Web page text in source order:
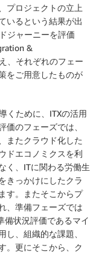
プロジェクトの立上
いるという結果が出
ジャーニーを評価
&
、それぞれのフェー
をご用意したものが
くために、ITXの活用
のフェーズでは、
またクラウド化した
ドエコノミクスを利
く、ITに関わる労働生
きっかけにしたクラ
す。またそこからプ
、準備フェーズでは
備状況評価であるマイ
、組織的な課題、
。更にそこから、ク